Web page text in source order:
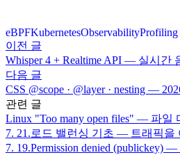
eBPFKubernetesObservabilityProfiling
이전 글
Whisper 4 + Realtime API — 실시간
다음 글
CSS @scope · @layer · nesting —
관련 글
Linux "Too many open files" — 파일
7. 21.로드 밸런싱 기초 — 트래픽을
7. 19.Permission denied (publickey)